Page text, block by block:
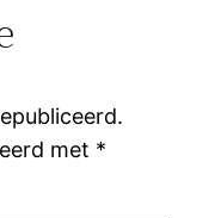
met *